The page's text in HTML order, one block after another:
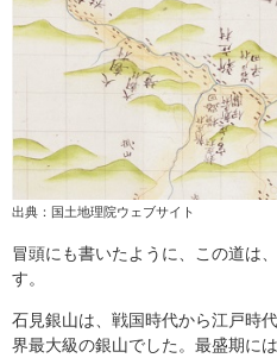
出典：国土地理院ウェブサイト
冒頭にも書いたように、この道は
す。
石見銀山は、戦国時代から江戸時
界最大級の銀山でした。最盛期に